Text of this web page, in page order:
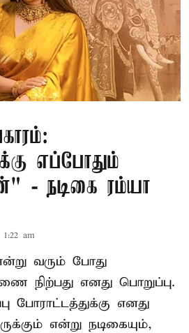
எப்போதும்
- நடிகை ரம்யா
am
வரும் போது
நிற்பது எனது பொறுப்பு.
போராட்டத்துக்கு எனது
என்று நடிகையும்,